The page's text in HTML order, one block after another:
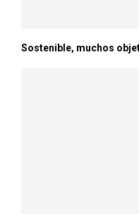
Sostenible, muchos